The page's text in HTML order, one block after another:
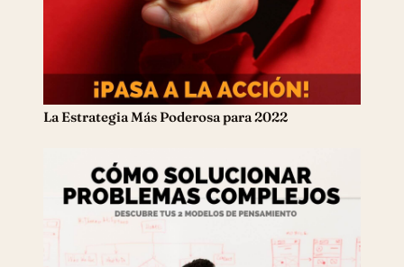
La Estrategia Más Poderosa para 2022